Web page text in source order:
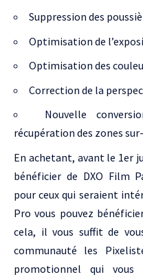
Suppression des
Optimisation de
Optimisation des
Correction de la
Nouvelle
récupération des zones
En achetant, avant le 1er
bénéficier de DXO Film
pour ceux qui seraient
Pro vous pouvez
cela, il vous suffit de
communauté les
promotionnel qui vous